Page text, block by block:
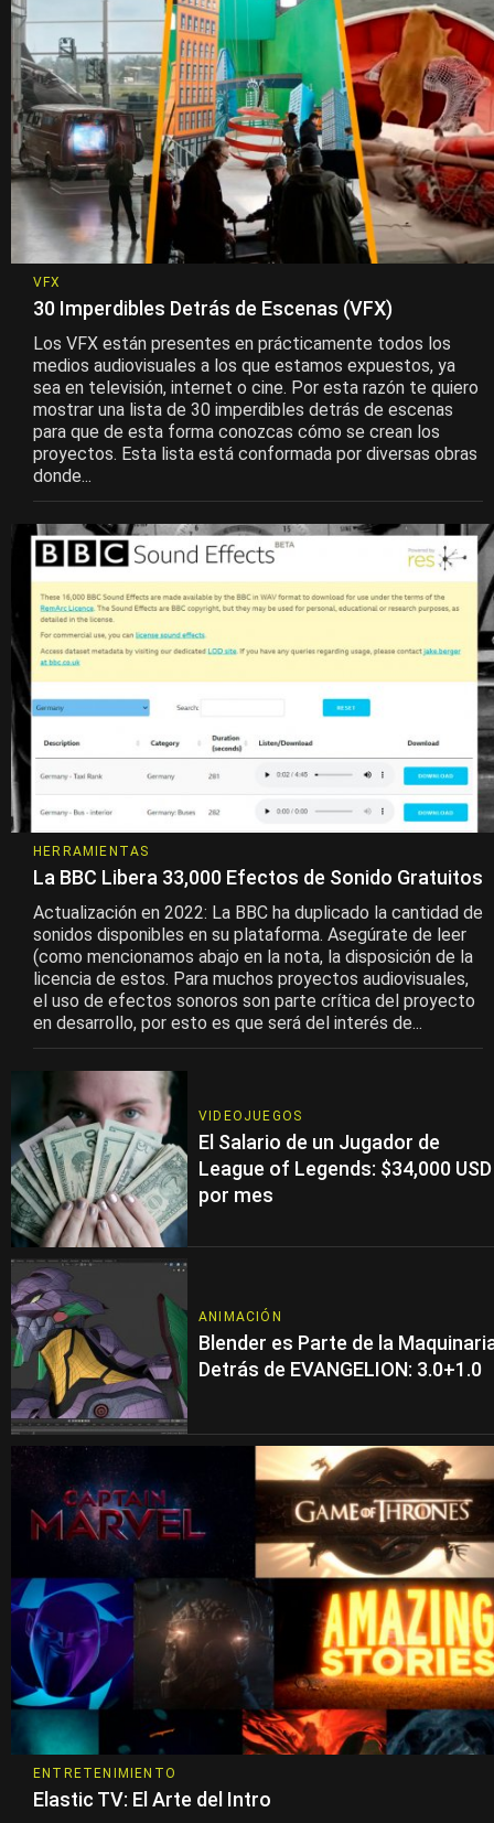
VFX
30 Imperdibles Detrás de Escenas (VFX)
Los VFX están presentes en prácticamente todos los
medios audiovisuales a los que estamos expuestos, ya
sea en televisión, internet o cine. Por esta razón te quiero
mostrar una lista de 30 imperdibles detrás de escenas
para que de esta forma conozcas cómo se crean los
proyectos. Esta lista está conformada por diversas obras
donde...
HERRAMIENTAS
La BBC Libera 33,000 Efectos de Sonido Gratuitos
Actualización en 2022: La BBC ha duplicado la cantidad de
sonidos disponibles en su plataforma. Asegúrate de leer
(como mencionamos abajo en la nota, la disposición de la
licencia de estos. Para muchos proyectos audiovisuales,
el uso de efectos sonoros son parte crítica del proyecto
en desarrollo, por esto es que será del interés de...
VIDEOJUEGOS
El Salario de un Jugador de
League of Legends: $34,000 USD
por mes
ANIMACIÓN
Blender es Parte de la
Detrás de EVANGELION: 3.0+1.0
ENTRETENIMIENTO
Elastic TV: El Arte del Intro